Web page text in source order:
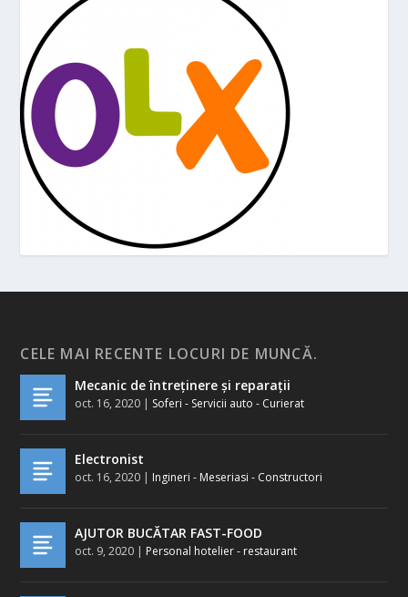
CELE MAI RECENTE LOCURI DE MUNCĂ.
Mecanic de întreținere și reparații
oct. 16, 2020 | Soferi - Servicii auto - Curierat
Electronist
oct. 16, 2020 | Ingineri - Meseriasi - Constructori
AJUTOR BUCĂTAR FAST-FOOD
oct. 9, 2020 | Personal hotelier - restaurant